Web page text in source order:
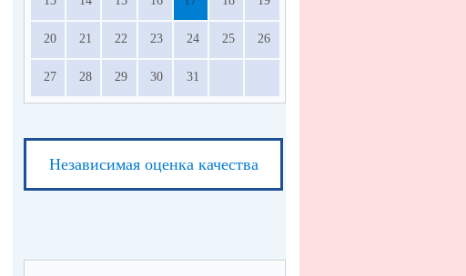
20 21 22 23 24 25 26
27 28 29 30 31
Независимая оценка качества